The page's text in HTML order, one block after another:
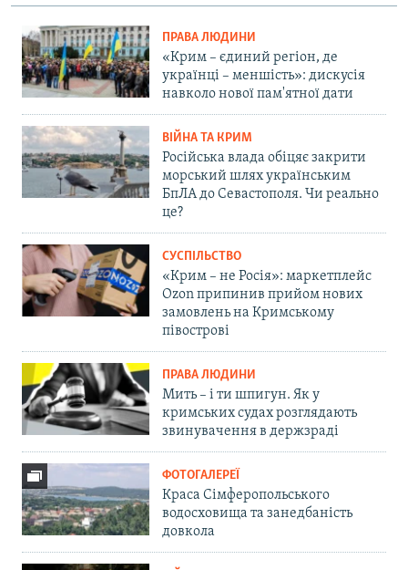
ПРАВА ЛЮДИНИ
«Крим – єдиний регіон, де
українці – меншість»: дискусія
навколо нової пам'ятної дати
ВІЙНА ТА КРИМ
Російська влада обіцяє закрити
морський шлях українським
БпЛА до Севастополя. Чи реально
це?
СУСПІЛЬСТВО
«Крим – не Росія»: маркетплейс
Ozon припинив прийом нових
замовлень на Кримському
півострові
ПРАВА ЛЮДИНИ
Мить – і ти шпигун. Як у
кримських судах розглядають
звинувачення в держзраді
ФОТОГАЛЕРЕЇ
Краса Сімферопольського
водосховища та занедбаність
довкола